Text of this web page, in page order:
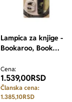
Lampica za knjige -
Bookaroo, Book
Cena:
1.539,00RSD
Članska cena:
1.385,10RSD